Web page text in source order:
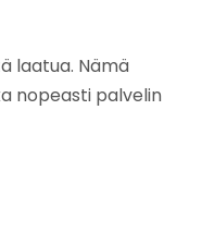
laatua. Nämä
nopeasti palvelin